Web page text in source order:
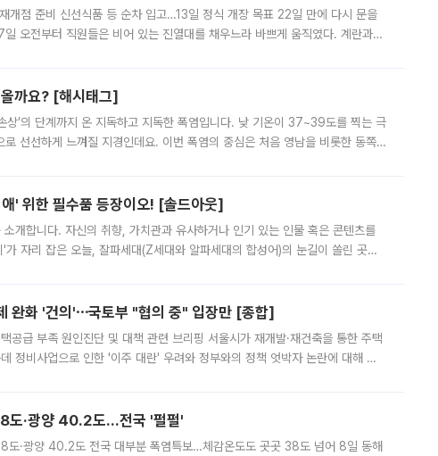
개점 준비 신선식품 등 순차 입고…13일 정식 개장 목표 22일 만에 다시 문을
오전부터 직원들은 비어 있는 진열대를 채우느라 바쁘게 움직였다. 계란과
까요? [해시태그]
상’의 단계까지 온 지독하고 지독한 폭염입니다. 낮 기온이 37~39도를 찍는 극
선선하게 느껴질 지경인데요. 이번 폭염의 중심은 처음 영남을 비롯한 동쪽
' 위한 필수품 등장이오! [솔드아웃]
소개합니다. 자신의 취향, 가치관과 유사하거나 인기 있는 인물 혹은 콘텐츠를
자리 잡은 오늘, 잘파세대(Z세대와 알파세대의 합성어)의 눈길이 쏠린 곳은
완화 '건의'⋯국토부 "협의 중" 입장만 [종합]
공급 부족 원인진단 및 대책 관련 브리핑 서울시가 재개발·재건축을 통한 주택
정비사업으로 인한 '이주 대란' 우려와 정부와의 정책 엇박자 논란에 대해 정
도·광양 40.2도…전국 '펄펄'
·광양 40.2도 전국 대부분 폭염특보…체감온도도 곳곳 38도 넘어 8일 동해